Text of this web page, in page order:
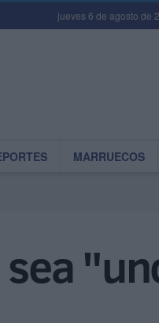
jueves 6 de agosto de
MARRUECOS